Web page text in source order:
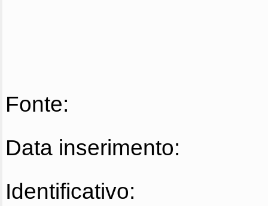
Fonte:
Data inserimento:
Identificativo: